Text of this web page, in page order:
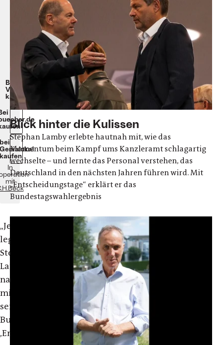
Hardcover,
gebunden.
Euro.
eBook:
16,99
Euro.
Beim
Verlag
kaufen
In
mit
„Jetzt
legt
Stephan
Lamby
nach,
mit
seinem
Buch
,Entscheidungstage
Blick hinter die Kulissen
Stephan Lamby erlebte hautnah mit, wie das
Momentum beim Kampf ums Kanzleramt schlagartig
wechselte – und lernte das Personal verstehen, das
Deutschland in den nächsten Jahren führen wird. Mit
„Entscheidungstage“ erklärt er das
Bundestagswahlergebnis